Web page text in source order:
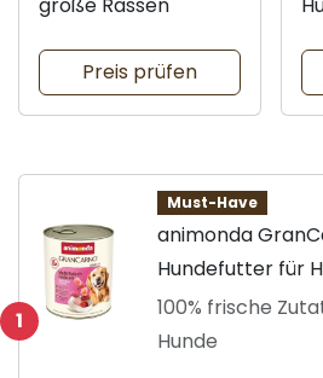
Preis prüfen
1
Must-Have
animonda
Hundefutter für
100% frische
Hunde